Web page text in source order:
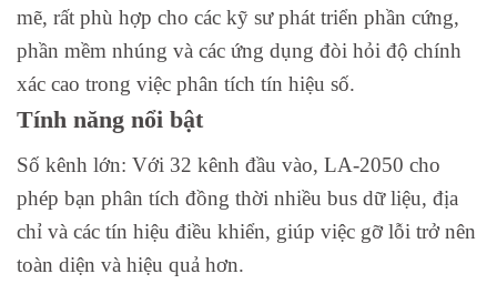
mẽ, rất phù hợp cho các kỹ sư phát triển phần cứng,
phần mềm nhúng và các ứng dụng đòi hỏi độ chính
xác cao trong việc phân tích tín hiệu số.
Tính năng nổi bật
Số kênh lớn: Với 32 kênh đầu vào, LA-2050 cho
phép bạn phân tích đồng thời nhiều bus dữ liệu, địa
chỉ và các tín hiệu điều khiển, giúp việc gỡ lỗi trở nên
toàn diện và hiệu quả hơn.